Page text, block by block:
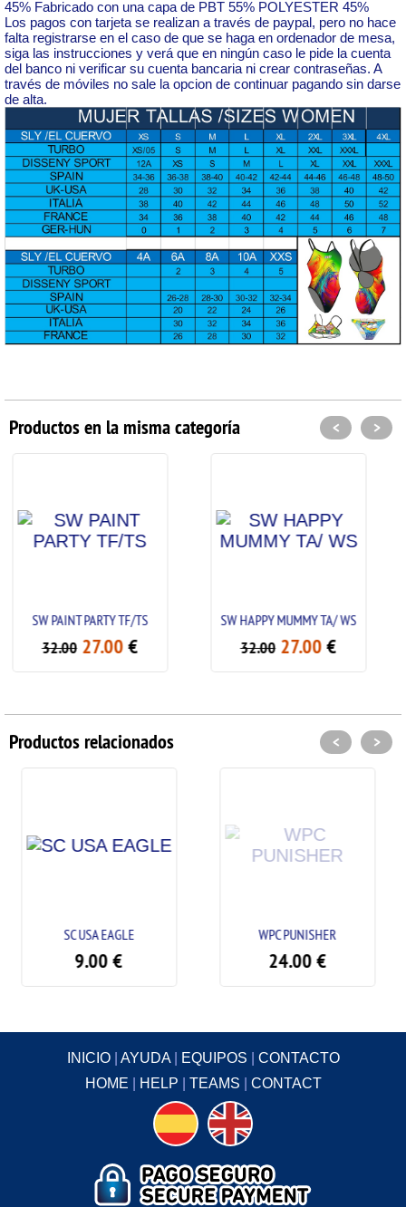
45% Fabricado con una capa de PBT 55% POLYESTER 45%
Los pagos con tarjeta se realizan a través de paypal, pero no hace
falta registrarse en el caso de que se haga en ordenador de mesa,
siga las instrucciones y verá que en ningún caso le pide la cuenta
del banco ni verificar su cuenta bancaria ni crear contraseñas. A
través de móviles no sale la opcion de continuar pagando sin darse
de alta.
Productos en la misma categoría
TF/TS SW HAPPY MUMMY TA/ WS
32.00
SW TUK TUK
32.00
< >
Productos relacionados
SW SUN VS
< >
INICIO| AYUDA| EQUIPOS
CONTACTO
HOME
HELP TEAMS CONTACT